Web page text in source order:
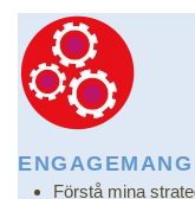
Förstå mina